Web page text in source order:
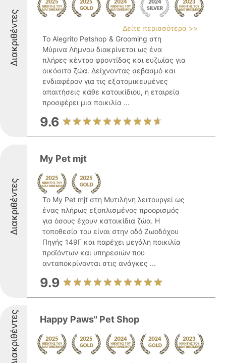
Διακριθέντες
Δείτε περισσότερα >>
Το Alegrito Petshop & Grooming στη
Μύρινα Λήμνου διακρίνεται ως ένα
πλήρες κέντρο φροντίδας και ευζωίας για
οικόσιτα ζώα. Δείχνοντας σεβασμό και
ενδιαφέρον για τις εξατομικευμένες
απαιτήσεις κάθε κατοικίδιου, η εταιρεία
προσφέρει μια ποικιλία ...
9.6
Διακριθέντες
My Pet mjt
Το My Pet mjt στη Μυτιλήνη λειτουργεί ως
ένας πλήρως εξοπλισμένος προορισμός
για όσους έχουν κατοικίδια ζώα. Η
τοποθεσία του είναι στην οδό Ζωοδόχου
Πηγής 149Γ και παρέχει μεγάλη ποικιλία
προϊόντων και υπηρεσιών που
ανταποκρίνονται στις ανάγκες ...
9.9
Διακριθέντες Happy Paws" Pet Shop